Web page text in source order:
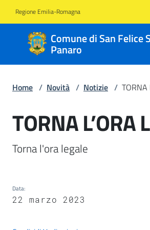
Regione Emilia-Romagna
Comune di San Felice
Panaro
Comune
di San
Felice
Sul
Panaro
Amministrazione
Servizi
Vivere
Home / Novità / Notizie / TORNA
Salta al contenuto
TORNA L’ORA
Torna l'ora legale
Data:
22 marzo 2023